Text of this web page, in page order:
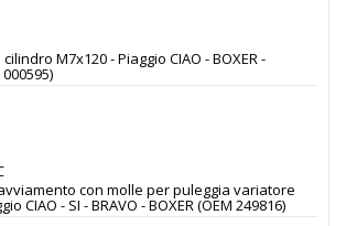
M7x120 - Piaggio CIAO - BOXER -
000595)
con molle per puleggia variatore
CIAO - SI - BRAVO - BOXER (OEM 249816)